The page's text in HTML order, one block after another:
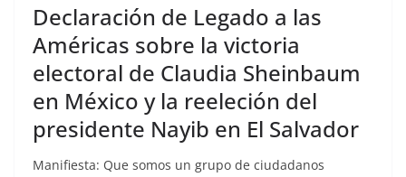
Declaración de Legado a las
Américas sobre la victoria
electoral de Claudia Sheinbaum
en México y la reeleción del
presidente Nayib en El Salvador
Manifiesta: Que somos un grupo de ciudadanos